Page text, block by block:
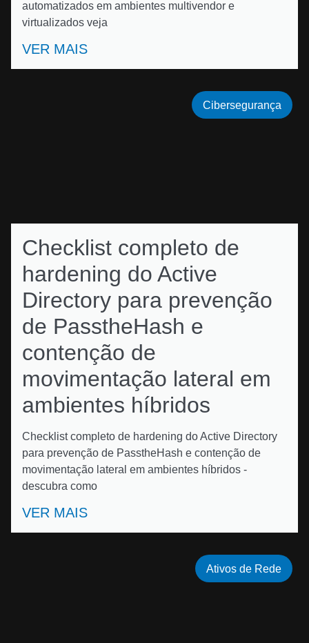
automatizados em ambientes multivendor e
virtualizados veja
VER MAIS
Checklist completo de
hardening do Active
Directory para prevenção
de PasstheHash e
contenção de
movimentação lateral em
ambientes híbridos
Checklist completo de hardening do Active Directory
para prevenção de PasstheHash e contenção de
movimentação lateral em ambientes híbridos -
descubra como
VER MAIS
Cibersegurança
Ativos de Rede